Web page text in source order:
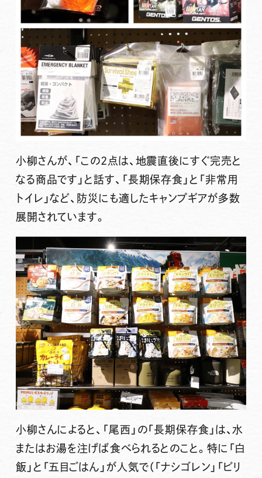
小柳さんが、 「この2点は、地震直後にすぐ完売と
なる商品です」と話す、「長期保存食」と「非常用
トイレ」など、防災にも適したキャンプギアが多数
展開されています。
小柳さんによると、「尾西」の「長期保存食」は、水
またはお湯を注げば食べられるとのこと。特に「白
飯」と「五目ごはん」が人気で（「ナシゴレン」「ビリ